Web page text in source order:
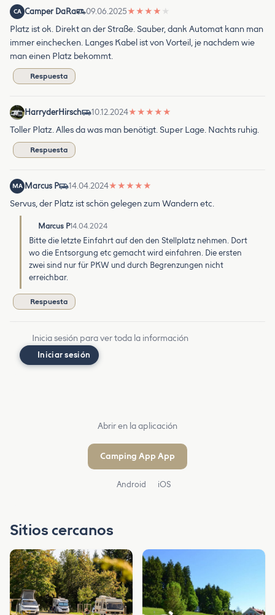
CA Camper DaRa 09.06.2025★ ★ ★ ★ ★
Platz ist ok. Direkt an der Straße. Sauber, dank Automat kann man
immer einchecken. Langes Kabel ist von Vorteil, je nachdem wie
man einen Platz bekommt.
Respuesta
HarryderHirsch 10.12.2024★ ★ ★ ★ ★
Toller Platz. Alles da was man benötigt. Super Lage. Nachts ruhig.
Respuesta
MA Marcus P 14.04.2024★ ★ ★ ★ ★
Servus, der Platz ist schön gelegen zum Wandern etc.
Marcus P14.04.2024
Bitte die letzte Einfahrt auf den den Stellplatz nehmen. Dort
wo die Entsorgung etc gemacht wird einfahren. Die ersten
zwei sind nur für PKW und durch Begrenzungen nicht
erreichbar.
Respuesta
Inicia sesión para ver toda la información
Iniciar sesión
Abrir en la aplicación
Camping App App
Android iOS
Sitios cercanos